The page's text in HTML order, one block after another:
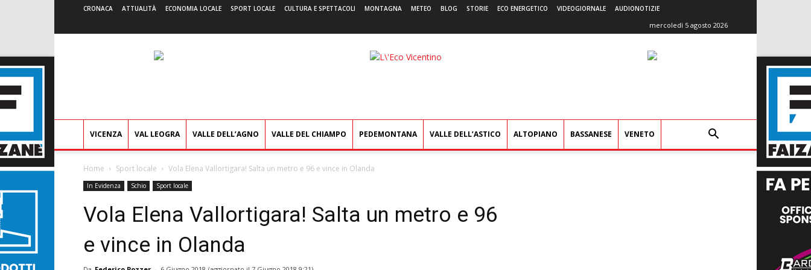
CRONACA ATTUALITÀ ECONOMIA LOCALE SPORT LOCALE CULTURA E SPETTACOLI MONTAGNA METEO BLOG STORIE ECO ENERGETICO VIDEOGIORNALE AUDIONOTIZIE
mercoledì 5 agosto 2026
L'Eco
VICENZA VAL LEOGRA VALLE DELL’AGNO VALLE DEL CHIAMPO PEDEMONTANA VALLE DELL’ASTICO ALTOPIANO BASSANESE VENETO
Home Sport locale Vola Elena Vallortigara! Salta un metro e 96 e vince in Olanda
In Evidenza Schio Sport locale
Vola Elena Vallortigara! Salta un metro e 96
e vince in Olanda